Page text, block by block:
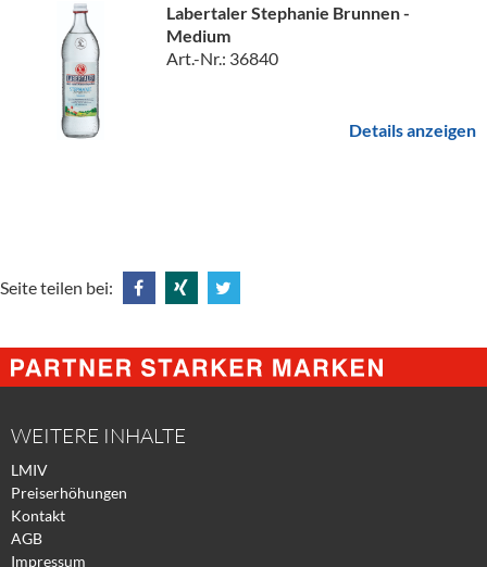
Labertaler Stephanie Brunnen -
Medium
Art.-Nr.: 36840
Details anzeigen
Seite teilen bei:
@
Facebook
@
Xing
@
Twitter
WEITERE INHALTE
LMIV
Preiserhöhungen
Kontakt
AGB
Impressum